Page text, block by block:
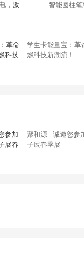
智能圆柱
学生卡能量宝：革
燃科技新潮流！
聚和源 | 诚邀您参
子展春季展